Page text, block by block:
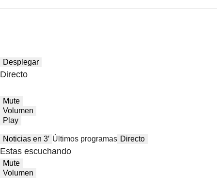
Desplegar
Directo
Mute
Volumen
Play
Noticias en 3′ Últimos programas Directo
Estas escuchando
Mute
Volumen